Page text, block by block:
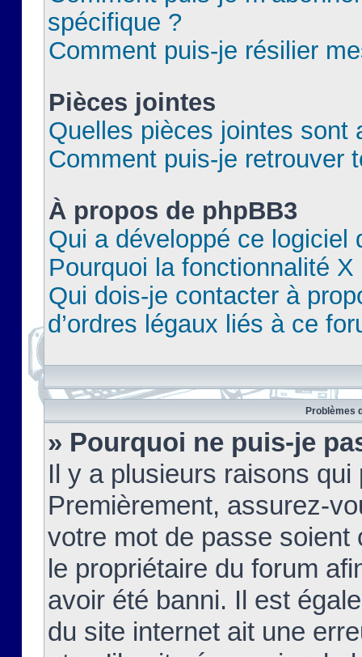
spécifique ?
Comment puis-je résilier
Pièces jointes
Quelles pièces jointes sont
Comment puis-je retrouver
À propos de phpBB3
Qui a développé ce logiciel
Pourquoi la fonctionnalité X
Qui dois-je contacter à
d’ordres légaux liés à ce
Problèmes
» Pourquoi ne puis-je
Il y a plusieurs raisons
Premièrement, assurez-
votre mot de passe soient
le propriétaire du forum
avoir été banni. Il est
du site internet ait une